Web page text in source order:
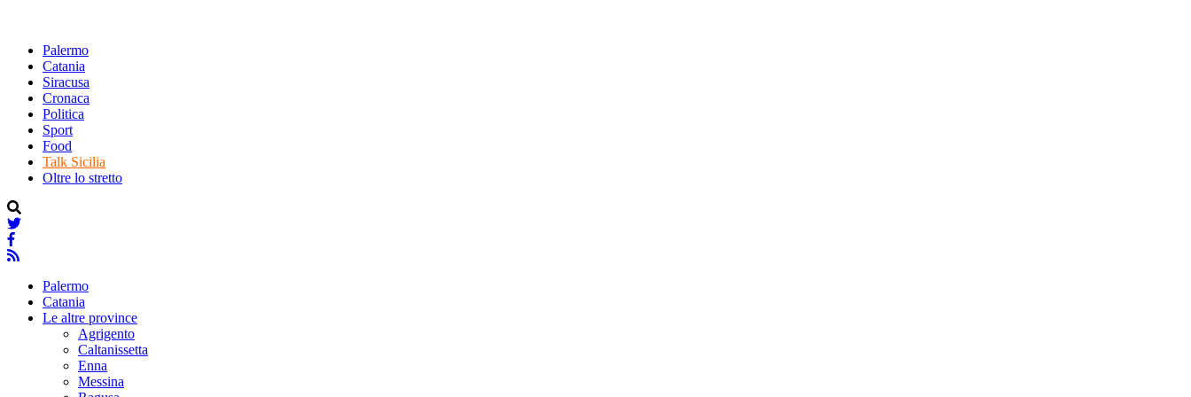
Palermo
Catania
Siracusa
Cronaca
Politica
Sport
Food
Talk Sicilia
Oltre lo stretto
Palermo
Catania
Le altre province
Agrigento
Caltanissetta
Enna
Messina